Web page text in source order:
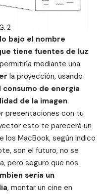
bajo el nombre
tiene fuentes de luz
mediante una
la proyección, usando
consumo de energia
de la imagen.
presentaciones con tu
esto te parecerá un
los MacBook, según indico
son el futuro, no se
pero seguro que nos
seria un
, montar un cine en